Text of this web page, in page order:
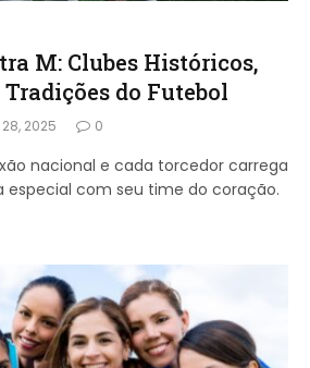
M: Clubes Históricos,
do Futebol
2025 0
nacional e cada torcedor carrega
especial com seu time do coração.